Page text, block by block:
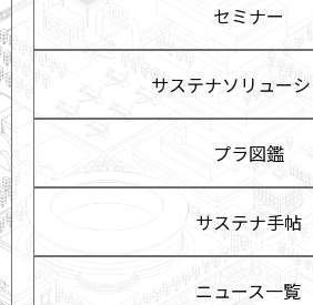
セミナー
サステナソリュー
プラ図鑑
サステナ手帖
ニュース一覧